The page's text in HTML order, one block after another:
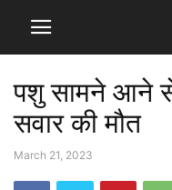
पशु सामने आने
सवार की मौत
March 21, 2023